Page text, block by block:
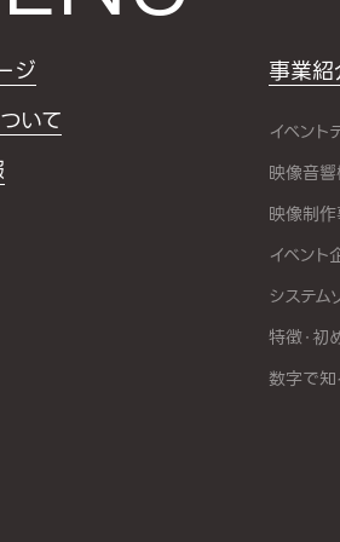
ジ
いて
事業紹
イベント
映像音
映像制
イベン
システム
特徴・初
数字で